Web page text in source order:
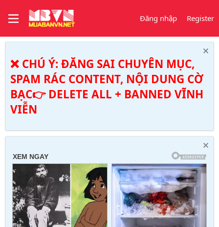
Đăng nhập Register
❌ CHÚ Ý: ĐĂNG SAI CHUYÊN MỤC,
SPAM RÁC CONTENT, NỘI DUNG CỜ
BẠC👉 DELETE ALL + BANNED VĨNH
VIỄN